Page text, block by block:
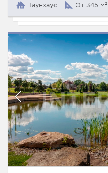
Таунхаус От 345 м²